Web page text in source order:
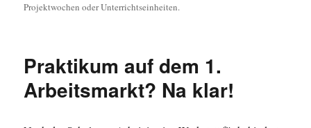
Projektwochen oder Unterrichtseinheiten.
Praktikum auf dem 1.
Arbeitsmarkt? Na klar!